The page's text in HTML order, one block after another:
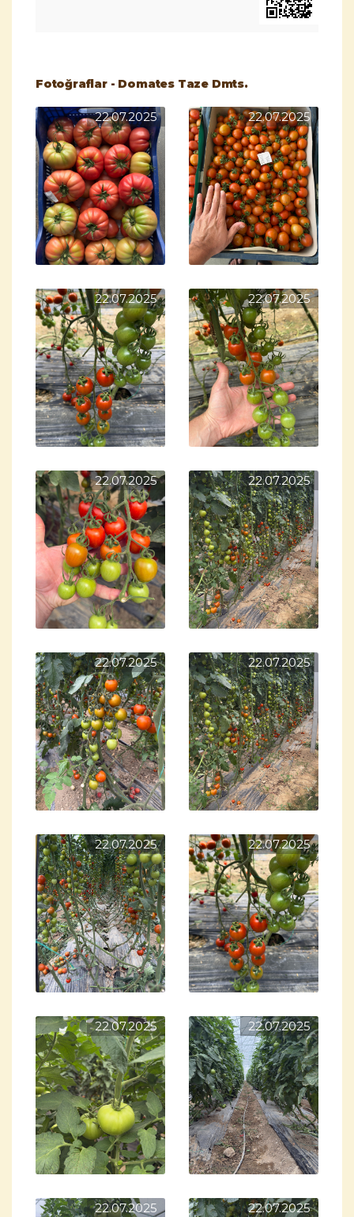
Fotoğraflar - Domates Taze Dmts.
22.07.2025 22.07.2025
22.07.2025 22.07.2025
22.07.2025 22.07.2025
22.07.2025 22.07.2025
22.07.2025 22.07.2025
22.07.2025 22.07.2025
22.07.2025 22.07.2025